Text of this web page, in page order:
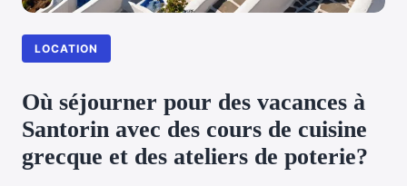
LOCATION
Où séjourner pour des vacances à
Santorin avec des cours de cuisine
grecque et des ateliers de poterie?